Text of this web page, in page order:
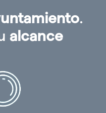
.
alcance